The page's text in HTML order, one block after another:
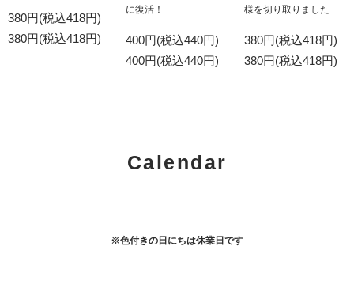
380円(税込418円)
380円(税込418円)
に復活！
400円(税込440円)
400円(税込440円)
様を切り取りました
380円(税込418円)
380円(税込418円)
Calendar
※色付きの日にちは休業日です